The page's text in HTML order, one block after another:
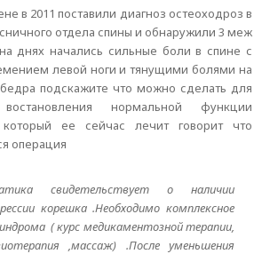
в 2011 поставили диагноз остеоходроз в
отдела спины и обнаружили 3 меж
днях начались сильные боли в спине с
левой ноги и тянущими болями на
подскажите что можно сделать для
нормальной функции
ее сейчас лечит говорит что
операция
свидетельствует о наличии
корешка .Необходимо комплексное
( курс медикаментозной терапии,
,массаж) .После уменьшения